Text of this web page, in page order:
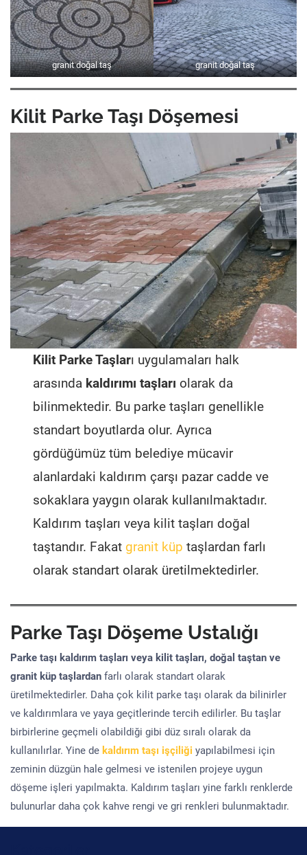
granit doğal taş granit doğal taş
Kilit Parke Taşı Döşemesi
Kilit Parke Taşları uygulamaları halk
arasında kaldırımı taşları olarak da
bilinmektedir. Bu parke taşları genellikle
standart boyutlarda olur. Ayrıca
gördüğümüz tüm belediye mücavir
alanlardaki kaldırım çarşı pazar cadde ve
sokaklara yaygın olarak kullanılmaktadır.
Kaldırım taşları veya kilit taşları doğal
taştandır. Fakat granit küp taşlardan farlı
olarak standart olarak üretilmektedirler.
Parke Taşı Döşeme Ustalığı
Parke taşı kaldırım taşları veya kilit taşları, doğal taştan ve
granit küp taşlardan farlı olarak standart olarak
üretilmektedirler. Daha çok kilit parke taşı olarak da bilinirler
ve kaldırımlara ve yaya geçitlerinde tercih edilirler. Bu taşlar
birbirlerine geçmeli olabildiği gibi düz sıralı olarak da
kullanılırlar. Yine de kaldırım taşı işçiliği yapılabilmesi için
zeminin düzgün hale gelmesi ve istenilen projeye uygun
döşeme işleri yapılmakta. Kaldırım taşları yine farklı renklerde
bulunurlar daha çok kahve rengi ve gri renkleri bulunmaktadır.